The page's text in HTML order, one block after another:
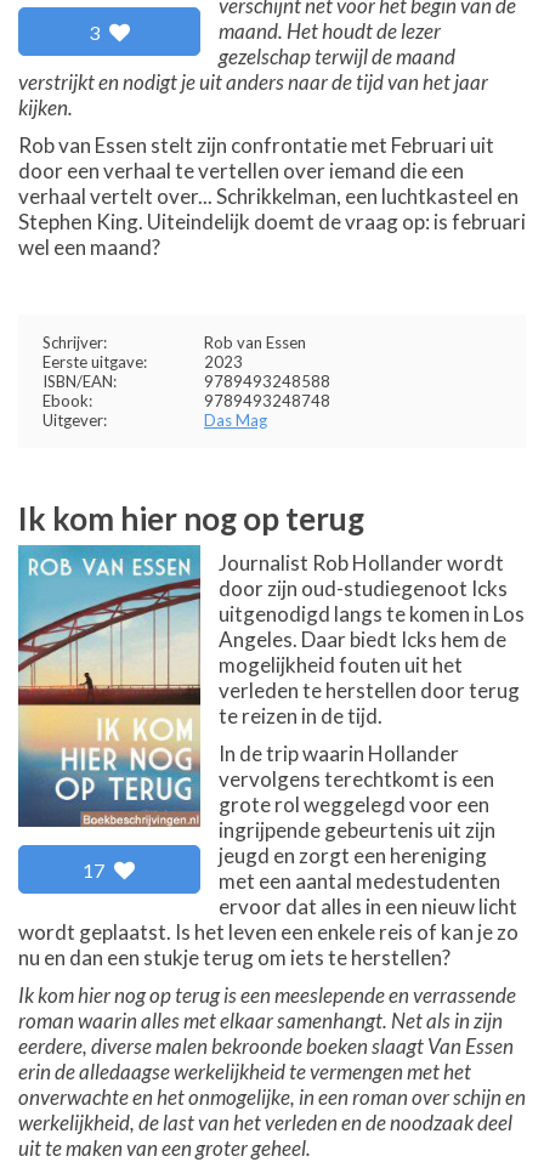
3
maand. Het houdt de lezer
gezelschap terwijl de maand
verstrijkt en nodigt je uit anders naar de tijd van het jaar
kijken.
Rob van Essen stelt zijn confrontatie met Februari uit
door een verhaal te vertellen over iemand die een
verhaal vertelt over... Schrikkelman, een luchtkasteel en
Stephen King. Uiteindelijk doemt de vraag op: is februari
wel een maand?
Schrijver:
Rob van Essen
Eerste uitgave:
2023
ISBN/EAN:
9789493248588
Ebook:
9789493248748
Uitgever:
Das Mag
Ik kom hier nog op terug
17
Journalist Rob Hollander wordt
door zijn oud-studiegenoot Icks
uitgenodigd langs te komen in Los
Angeles. Daar biedt Icks hem de
mogelijkheid fouten uit het
verleden te herstellen door terug
te reizen in de tijd.
In de trip waarin Hollander
vervolgens terechtkomt is een
grote rol weggelegd voor een
ingrijpende gebeurtenis uit zijn
jeugd en zorgt een hereniging
met een aantal medestudenten
ervoor dat alles in een nieuw licht
wordt geplaatst. Is het leven een enkele reis of kan je zo
nu en dan een stukje terug om iets te herstellen?
Ik kom hier nog op terug is een meeslepende en verrassende
roman waarin alles met elkaar samenhangt. Net als in zijn
eerdere, diverse malen bekroonde boeken slaagt Van Essen
erin de alledaagse werkelijkheid te vermengen met het
onverwachte en het onmogelijke, in een roman over schijn en
werkelijkheid, de last van het verleden en de noodzaak deel
uit te maken van een groter geheel.